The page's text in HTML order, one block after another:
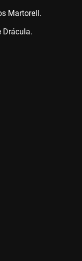
Martorell.
Drácula.